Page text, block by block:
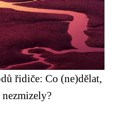
řidiče: Co (ne)dělat,